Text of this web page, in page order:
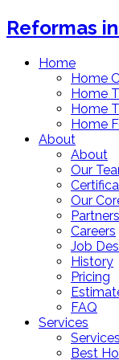
Reformas
Home
Home
Home
Home
Home
About
About
Our
Our
Partners
Careers
Job
History
Pricing
FAQ
Services
Services
Best